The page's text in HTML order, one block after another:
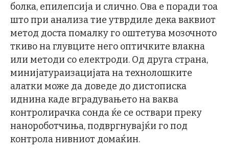
болка, епилепсија и слично. Ова е поради тоа
што при анализа тие утврдиле дека ваквиот
метод доста помалку го оштетува мозочното
ткиво на глувците него оптичките влакна
или методи со електроди. Од друга страна,
минијатураизацијата на технолошките
алатки може да доведе до дистописка
иднина каде вградувањето на ваква
контролирачка сонда ќе се оствари преку
нанороботчиња, подвргнувајќи го под
контрола нивниот домаќин.